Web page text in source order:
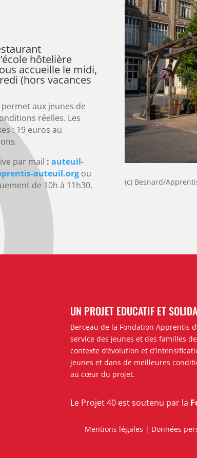
hôtelière
accueille le midi,
(hors vacances
aux jeunes de
réelles. Les
: 19 euros au
par mail : auteuil-
auteuil.orgou
de 10h à 11h30,
(c) Besnard/
UN PROJET EDUCATIF ET
Berceau de la Fondation Apprentis
service des jeunes et des familles
contexte d’évolution et
jeunes et dans de meilleures
au cœur du projet.
Le Projet 40 est soutenu par la
Mentions légales | Données